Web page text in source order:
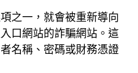
之一，就會被重新導向
口網站的詐騙網站。這
名稱、密碼或財務憑證